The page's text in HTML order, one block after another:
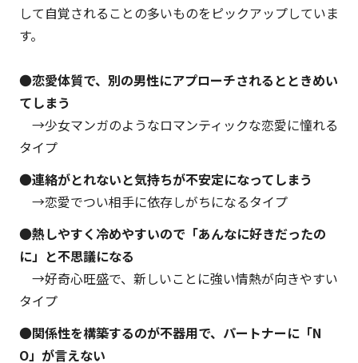
して自覚されることの多いものをピックアップしていま
す。
●恋愛体質で、別の男性にアプローチされるとときめい
てしまう
→少女マンガのようなロマンティックな恋愛に憧れる
タイプ
●連絡がとれないと気持ちが不安定になってしまう
→恋愛でつい相手に依存しがちになるタイプ
●熱しやすく冷めやすいので「あんなに好きだったの
に」と不思議になる
→好奇心旺盛で、新しいことに強い情熱が向きやすい
タイプ
●関係性を構築するのが不器用で、パートナーに「N
O」が言えない